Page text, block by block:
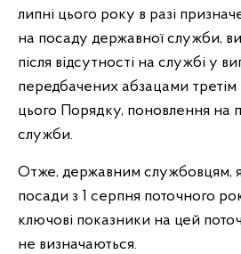
липні цього року в разі
на посаду державної служби,
після відсутності на службі у
передбачених абзацами
цього Порядку, поновлення на
служби.
Отже, державним службовцям,
посади з 1 серпня поточного
ключові показники на цей
не визначаються.